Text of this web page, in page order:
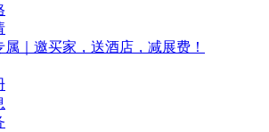
属｜邀买家，送酒店，减展费！